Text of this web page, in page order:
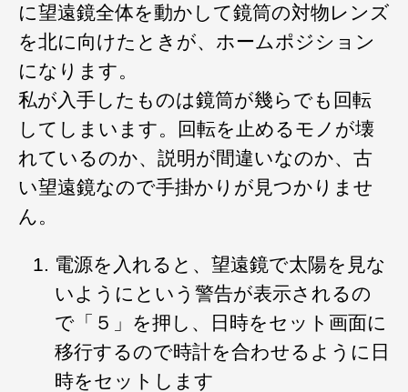
に望遠鏡全体を動かして鏡筒の対物レンズ
を北に向けたときが、ホームポジション
になります。
私が入手したものは鏡筒が幾らでも回転
してしまいます。回転を止めるモノが壊
れているのか、説明が間違いなのか、古
い望遠鏡なので手掛かりが見つかりませ
ん。
電源を入れると、望遠鏡で太陽を見な
いようにという警告が表示されるの
で「５」を押し、日時をセット画面に
移行するので時計を合わせるように日
時をセットします